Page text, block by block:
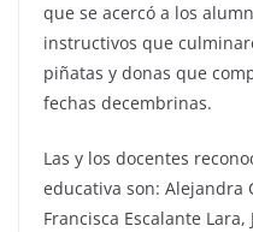
que se acercó a los
instructivos que
piñatas y donas que
fechas decembrinas.
Las y los docentes
educativa son: Alejandra
Francisca Escalante